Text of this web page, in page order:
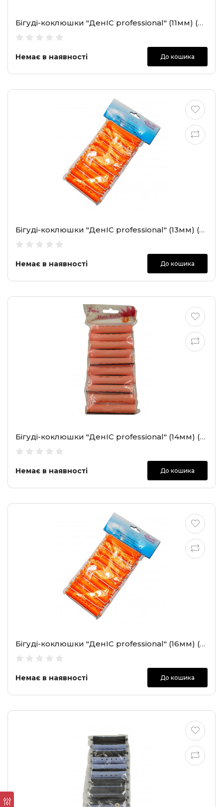
Бігуді-коклюшки "ДенІС professional" (11мм) (2404)
Немає в наявності До кошика
Бігуді-коклюшки "ДенІС professional" (13мм) (2102)
Немає в наявності До кошика
Бігуді-коклюшки "ДенІС professional" (14мм) (2403)
Немає в наявності До кошика
Бігуді-коклюшки "ДенІС professional" (16мм) (2103)
Немає в наявності До кошика